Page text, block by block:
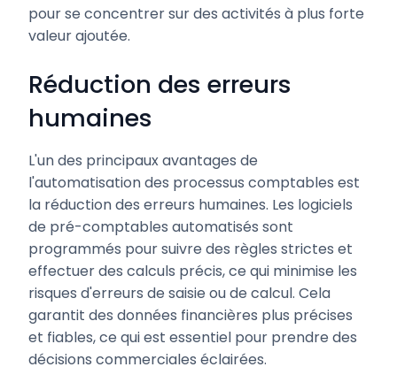
pour se concentrer sur des activités à plus forte
valeur ajoutée.
Réduction des erreurs
humaines
L'un des principaux avantages de
l'automatisation des processus comptables est
la réduction des erreurs humaines. Les logiciels
de pré-comptables automatisés sont
programmés pour suivre des règles strictes et
effectuer des calculs précis, ce qui minimise les
risques d'erreurs de saisie ou de calcul. Cela
garantit des données financières plus précises
et fiables, ce qui est essentiel pour prendre des
décisions commerciales éclairées.